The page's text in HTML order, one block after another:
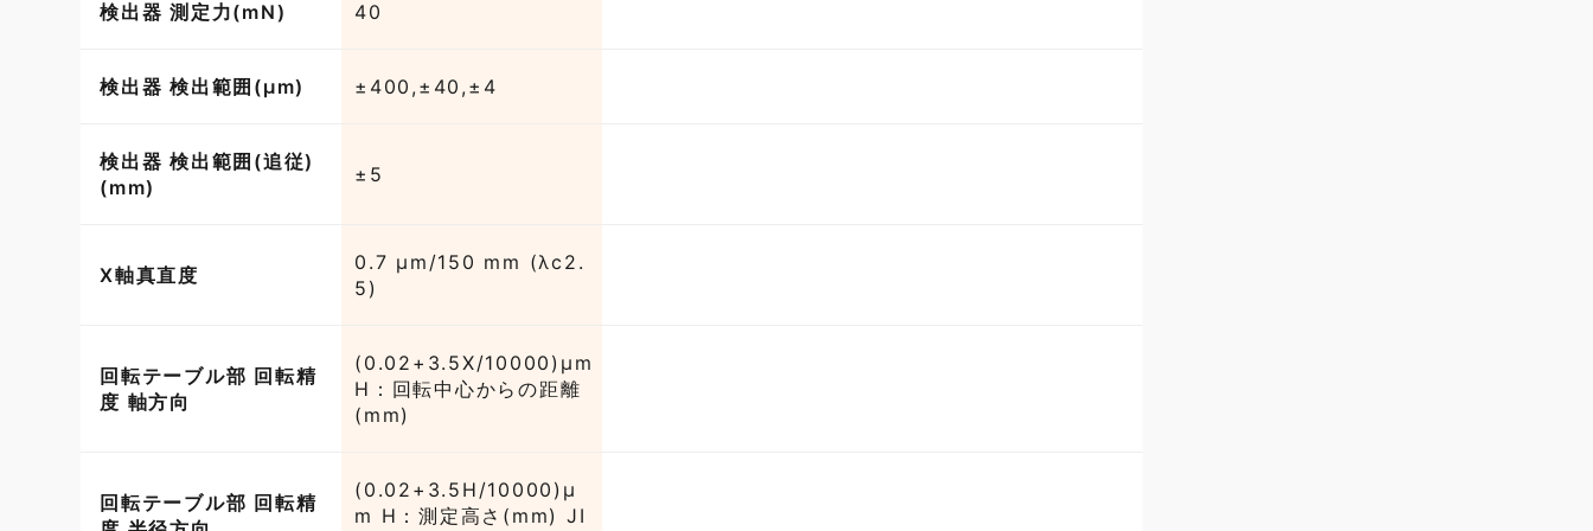
検出器 測定力(mN) 40
検出器 検出範囲(µm) ±400,±40,±4
検出器 検出範囲(追従)
(mm)
±5
X軸真直度
0.7 μm/150 mm (λc2.
5)
回転テーブル部 回転精
度 軸方向
(0.02+3.5X/10000)μm
H：回転中心からの距離
(mm)
回転テーブル部 回転精
(0.02+3.5H/10000)μ
m H：測定高さ(mm) JI